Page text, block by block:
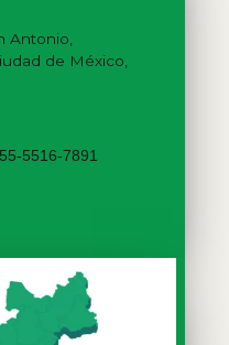
Antonio,
de México,
55-5516-7891